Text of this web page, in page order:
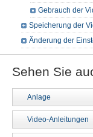
Gebrauch der
Speicherung der
Änderung der
Sehen Sie
Anlage
Video-Anleitungen